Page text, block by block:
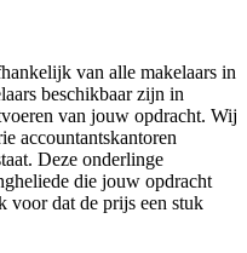
van alle makelaars in
beschikbaar zijn in
van jouw opdracht. Wij
accountantskantoren
Deze onderlinge
die jouw opdracht
voor dat de prijs een stuk